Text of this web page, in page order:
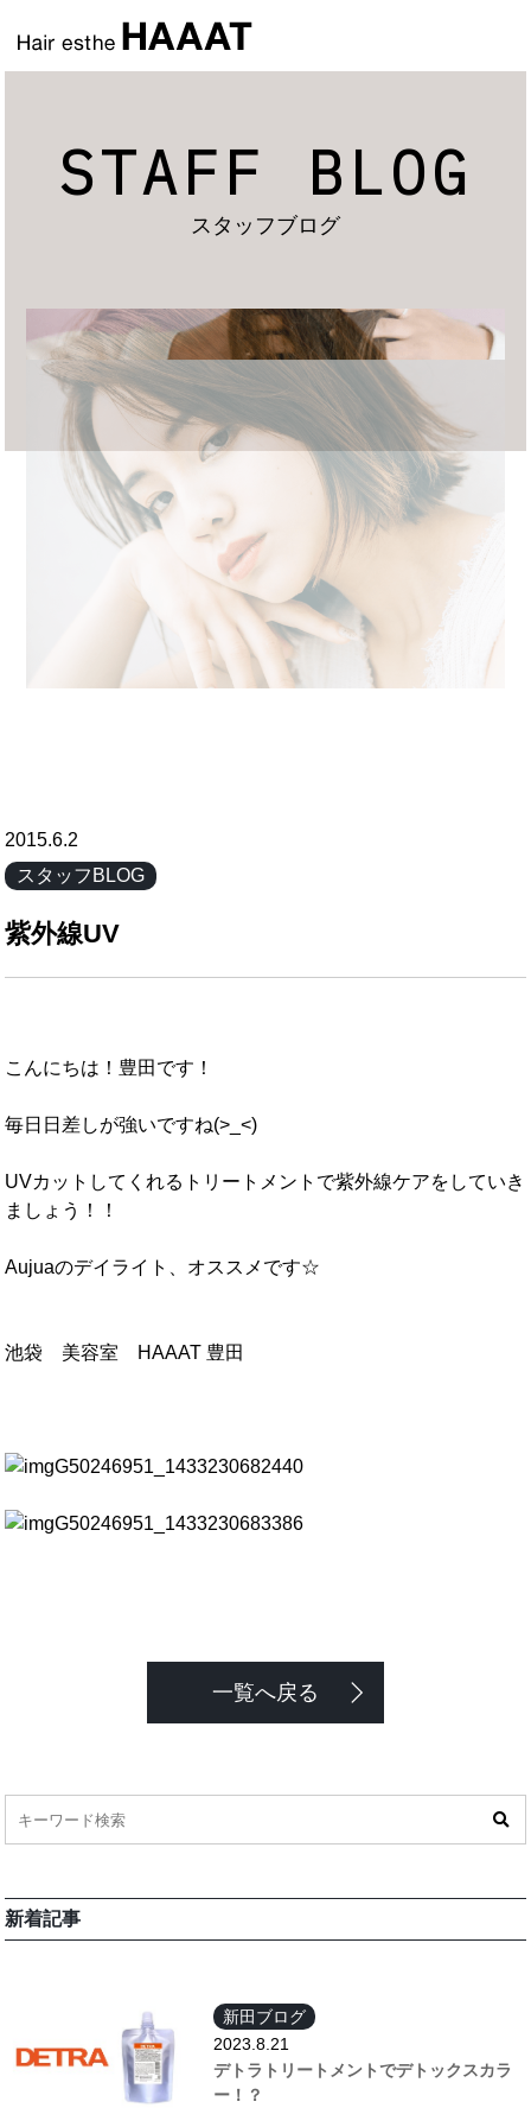
STAFF BLOG
スタッフブログ
2015.6.2
スタッフBLOG
紫外線UV
こんにちは！豊田です！
毎日日差しが強いですね(>_<)
UVカットしてくれるトリートメントで紫外線ケアをしていき
ましょう！！
Aujuaのデイライト、オススメです☆
池袋 美容室 HAAAT 豊田
一覧へ戻る
新着記事
新田ブログ
2023.8.21
デトラトリートメントでデトックスカラ
ー！？